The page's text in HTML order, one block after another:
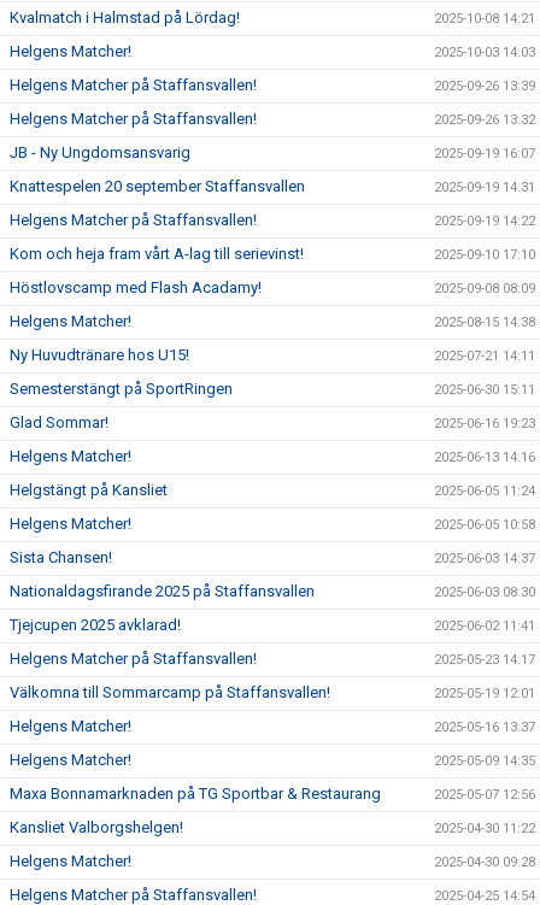
Kvalmatch i Halmstad på Lördag! 2025-10-08 14:21
Helgens Matcher! 2025-10-03 14:03
Helgens Matcher på Staffansvallen! 2025-09-26 13:39
Helgens Matcher på Staffansvallen! 2025-09-26 13:32
JB - Ny Ungdomsansvarig 2025-09-19 16:07
Knattespelen 20 september Staffansvallen 2025-09-19 14:31
Helgens Matcher på Staffansvallen! 2025-09-19 14:22
Kom och heja fram vårt A-lag till serievinst! 2025-09-10 17:10
Höstlovscamp med Flash Acadamy! 2025-09-08 08:09
Helgens Matcher! 2025-08-15 14:38
Ny Huvudtränare hos U15! 2025-07-21 14:11
Semesterstängt på SportRingen 2025-06-30 15:11
Glad Sommar! 2025-06-16 19:23
Helgens Matcher! 2025-06-13 14:16
Helgstängt på Kansliet 2025-06-05 11:24
Helgens Matcher! 2025-06-05 10:58
Sista Chansen! 2025-06-03 14:37
Nationaldagsfirande 2025 på Staffansvallen 2025-06-03 08:30
Tjejcupen 2025 avklarad! 2025-06-02 11:41
Helgens Matcher på Staffansvallen! 2025-05-23 14:17
Välkomna till Sommarcamp på Staffansvallen! 2025-05-19 12:01
Helgens Matcher! 2025-05-16 13:37
Helgens Matcher! 2025-05-09 14:35
Maxa Bonnamarknaden på TG Sportbar & Restaurang 2025-05-07 12:56
Kansliet Valborgshelgen! 2025-04-30 11:22
Helgens Matcher! 2025-04-30 09:28
Helgens Matcher på Staffansvallen! 2025-04-25 14:54